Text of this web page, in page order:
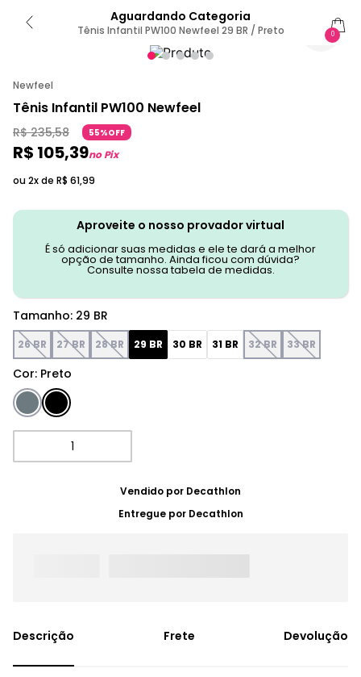
Aguardando Categoria
Tênis Infantil PW100 Newfeel 29 BR / Preto 0
Newfeel
Tênis Infantil PW100 Newfeel
R$ 235,58 55%OFF
R$ 105,39no Pix
ou 2x de R$ 61,99
Aproveite o nosso provador virtual
É só adicionar suas medidas e ele te dará a melhor
opção de tamanho. Ainda ficou com dúvida?
Consulte nossa tabela de medidas.
Cor: Preto
Tamanho: 29 BR
26 BR 27 BR 28 BR 29 BR 30 BR 31 BR 32 BR 33 BR
Vendido por Decathlon
Entregue por Decathlon
Frete Devolução